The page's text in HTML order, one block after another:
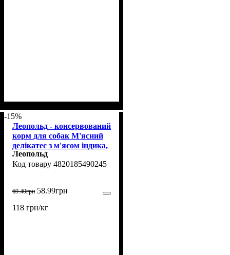
-15%
Леопольд - консервований
корм для собак М'ясний
делікатес з м'ясом індика,
500 г
Леопольд
4820185490245
69.40грн 58.99грн
118 грн/кг